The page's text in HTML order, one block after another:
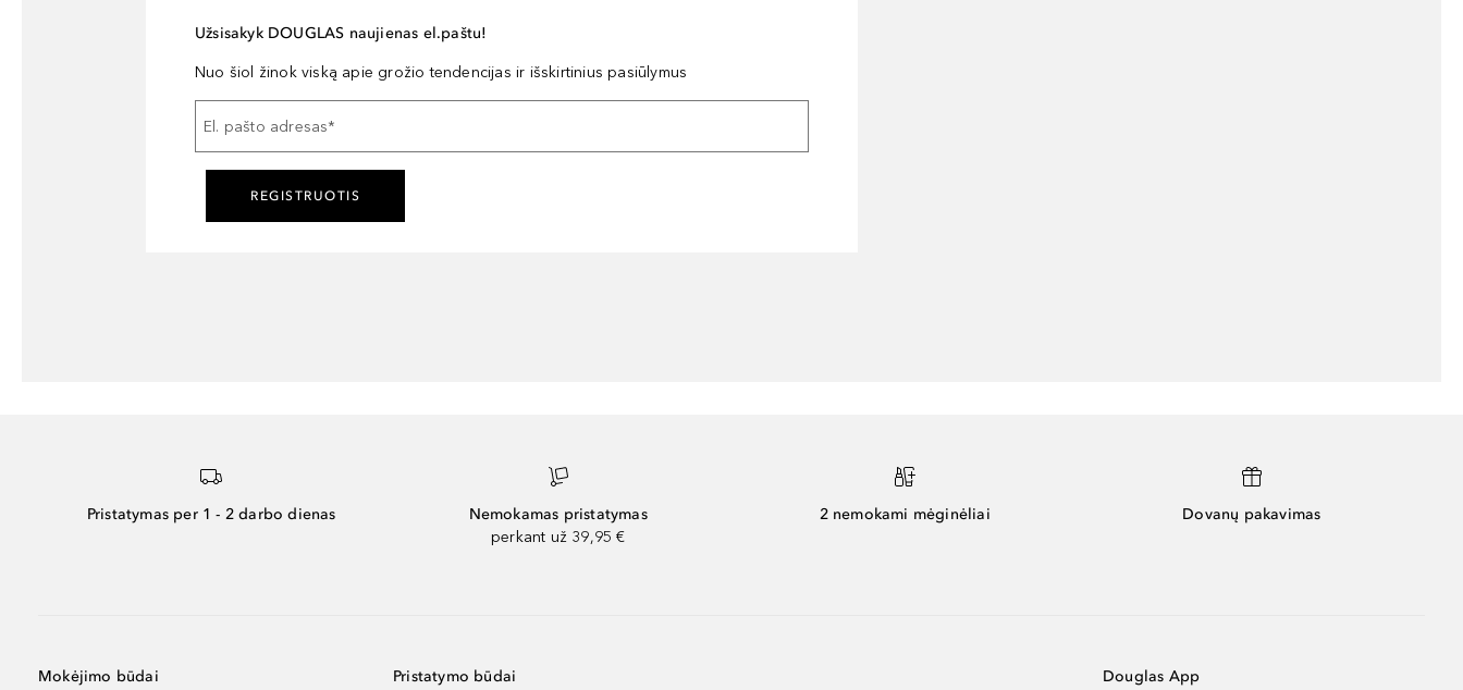
Užsisakyk DOUGLAS naujienas el.paštu!
Nuo šiol žinok viską apie grožio tendencijas ir išskirtinius pasiūlymus
El. pašto adresas*
REGISTRUOTIS
Pristatymas per 1 - 2 darbo dienas
Nemokamas pristatymas
perkant už 39,95 €
2 nemokami mėginėliai Dovanų pakavimas
Mokėjimo būdai Pristatymo būdai Douglas App